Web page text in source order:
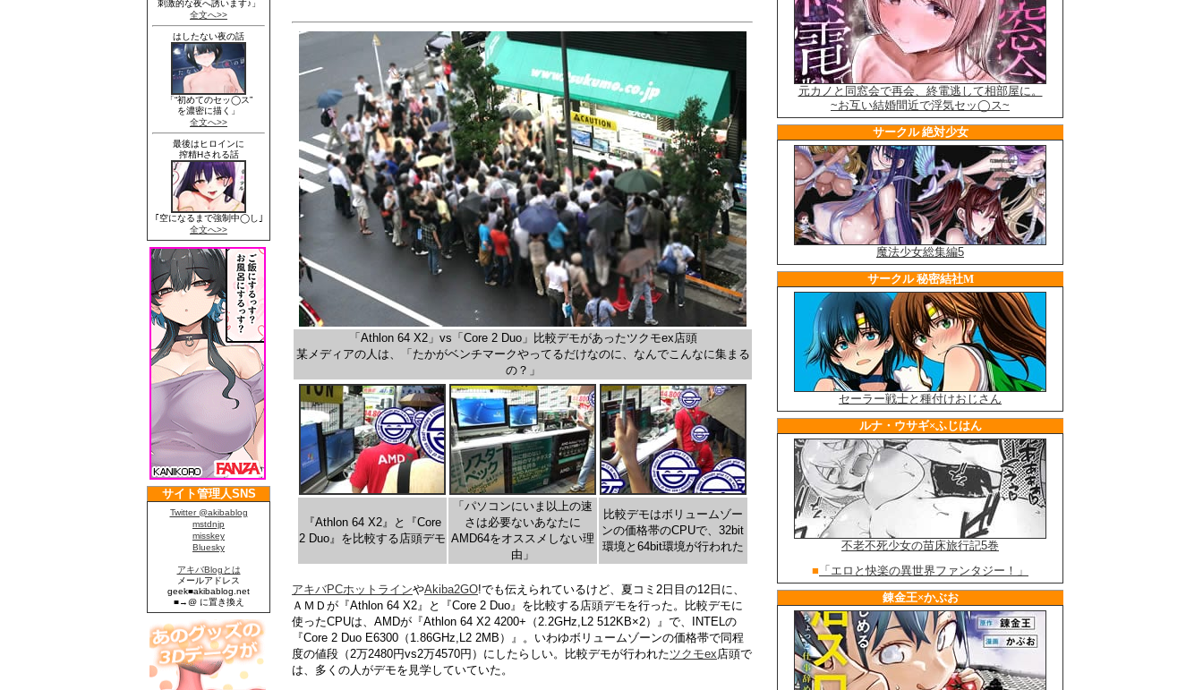
「Athlon 64 X2」vs「Core 2 Duo」比較デモがあったツクモex店頭
某メディアの人は、「たかがベンチマークやってるだけなのに、なんでこんなに集まる
の？」
『Athlon 64 X2』と『Core
2 Duo』を比較する店頭デモ
「パソコンにいま以上の速
さは必要ないあなたに
AMD64をオススメしない理
由」
比較デモはボリュームゾー
ンの価格帯のCPUで、32bit
環境と64bit環境が行われた
アキバPCホットラインやAkiba2GO!でも伝えられているけど、夏コミ2日目の12日に、
ＡＭＤが『Athlon 64 X2』と『Core 2 Duo』を比較する店頭デモを行った。比較デモに
使ったCPUは、AMDが『Athlon 64 X2 4200+（2.2GHz,L2 512KB×2）』で、INTELの
『Core 2 Duo E6300（1.86GHz,L2 2MB）』。いわゆボリュームゾーンの価格帯で同程
度の値段（2万2480円vs2万4570円）にしたらしい。比較デモが行われたツクモex店頭で
は、多くの人がデモを見学していていた。